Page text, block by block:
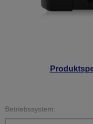
Betriebssystem: